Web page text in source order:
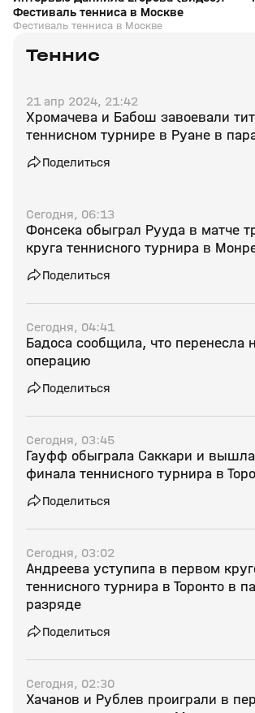
Фестиваль тенниса в Москве
Фестиваль тенниса в Москве
Теннис
21 апр 2024, 21:42
Хромачева и Бабош завоевали
теннисном турнире в Руане в
Поделиться
Сегодня, 06:13
Фонсека обыграл Рууда в матче
круга теннисного турнира в
Поделиться
Сегодня, 04:41
Бадоса сообщила, что перенесла
операцию
Поделиться
Сегодня, 03:45
Гауфф обыграла Саккари и
финала теннисного турнира в
Поделиться
Сегодня, 03:02
Андреева уступипа в первом
теннисного турнира в Торонто в
разряде
Поделиться
Сегодня, 02:30
Хачанов и Рублев проиграли в